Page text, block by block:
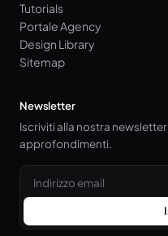
Tutorials
Portale Agency
Design Library
Sitemap
Newsletter
Iscriviti alla nostra
approfondimenti.
Email